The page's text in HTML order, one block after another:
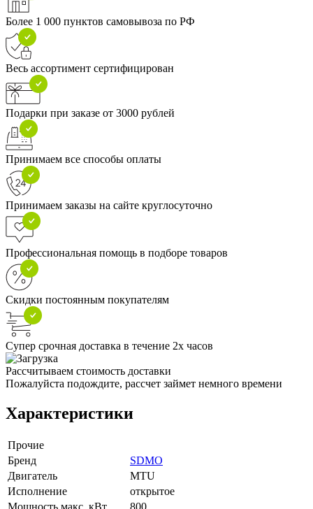
Более 1 000 пунктов самовывоза по РФ
Весь ассортимент сертифицирован
Подарки при заказе от 3000 рублей
Принимаем все способы оплаты
Принимаем заказы на сайте круглосуточно
Профессиональная помощь в подборе товаров
Скидки постоянным покупателям
Супер срочная доставка в течение 2х часов
Рассчитываем стоимость доставки
Пожалуйста подождите, рассчет займет немного времени
Характеристики
Прочие
Бренд
SDMO
Двигатель
MTU
Исполнение
открытое
Мощность макс, кВт
800